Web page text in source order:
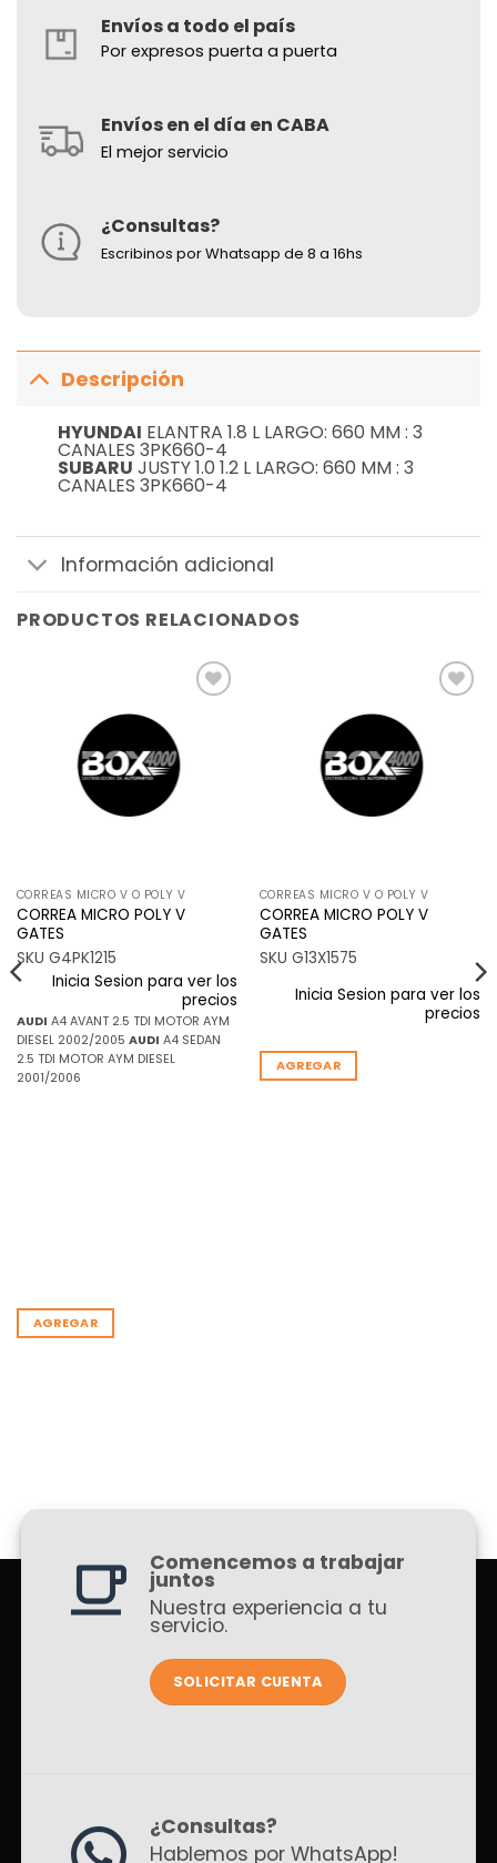
Envíos a todo el país
Por expresos puerta a puerta
Envíos en el día en CABA
El mejor servicio
¿Consultas?
Escribinos por Whatsapp de 8 a 16hs
Descripción
HYUNDAI ELANTRA 1.8 L LARGO: 660 MM : 3
CANALES 3PK660-4
SUBARU JUSTY 1.0 1.2 L LARGO: 660 MM : 3
CANALES 3PK660-4
Información adicional
PRODUCTOS RELACIONADOS
deseos
CORREAS MICRO V O POLY V
CORREA MICRO POLY V
GATES
SKU G4PK1215
Inicia Sesion para ver los
precios
AUDI A4 AVANT 2.5 TDI MOTOR AYM
DIESEL 2002/2005 AUDI A4 SEDAN
2.5 TDI MOTOR AYM DIESEL
2001/2006
AGREGAR
deseos
CORREAS MICRO V O POLY V
CORREA MICRO POLY V
GATES
SKU G13X1575
Inicia Sesion para ver los
precios
AGREGAR
Comencemos a trabajar
juntos
Nuestra experiencia a tu
servicio.
SOLICITAR CUENTA
¿Consultas?
Hablemos por WhatsApp!